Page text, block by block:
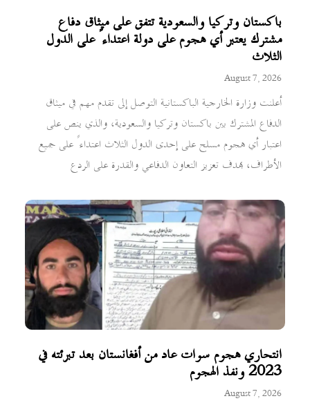
باكستان وتركيا والسعودية تتفق على ميثاق دفاع
مشترك يعتبر أي هجوم على دولة اعتداءً على الدول
الثلاث
August 7, 2026
أعلنت وزارة الخارجية الباكستانية التوصل إلى تقدم مهم في ميثاق
الدفاع المشترك بين باكستان وتركيا والسعودية، والذي ينص على
اعتبار أي هجوم مسلح على إحدى الدول الثلاث اعتداءً على جميع
الأطراف، بهدف تعزيز التعاون الدفاعي والقدرة على الردع
انتحاري هجوم سوات عاد من أفغانستان بعد تبرئته في
2023 ونفذ الهجوم
August 7, 2026